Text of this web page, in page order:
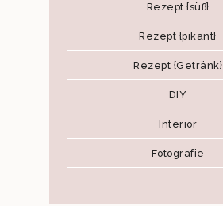
Rezept {süß}
Rezept {pikant}
Rezept {Getränk}
DIY
Interior
Fotografie